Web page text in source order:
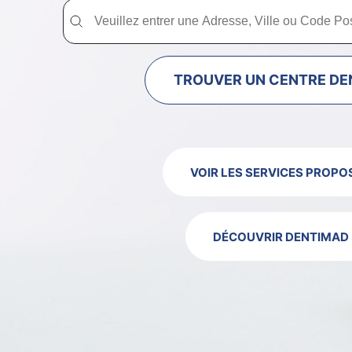
Trouver un centre dentaire Dentimad près
Trouver un centre dentaire Dentimad près de chez vous
TROUVER UN CENTRE
VOIR LES SERVICES
DÉCOUVRIR DENTIMAD